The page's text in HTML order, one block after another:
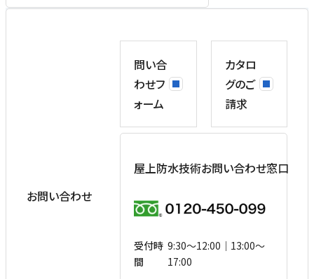
お問い合わせ
問い合
わせフ
ォーム
カタロ
グのご
請求
屋上防水技術お問い合わせ窓口
受付時
間
9:30〜12:00｜13:00〜
17:00